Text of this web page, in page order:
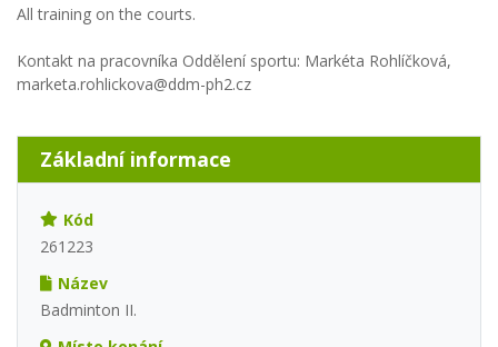
All training on the courts.
Kontakt na pracovníka Oddělení sportu: Markéta Rohlíčková,
marketa.rohlickova@ddm-ph2.cz
Základní informace
Kód
261223
Název
Badminton II.